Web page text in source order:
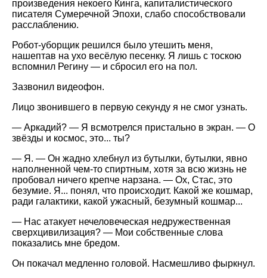
произведения некоего Кинга, капиталистического
писателя Сумеречной Эпохи, слабо способствовали
расслаблению.
Робот-уборщик решился было утешить меня,
нашептав на ухо весёлую песенку. Я лишь с тоскою
вспомнил Регину — и сбросил его на пол.
Зазвонил видеофон.
Лицо звонившего в первую секунду я не смог узнать.
— Аркадий? — Я всмотрелся пристально в экран. — О
звёзды и космос, это... ты?
— Я. — Он жадно хлебнул из бутылки, бутылки, явно
наполненной чем-то спиртным, хотя за всю жизнь не
пробовал ничего крепче нарзана. — Ох, Стас, это
безумие. Я... понял, что происходит. Какой же кошмар,
ради галактики, какой ужасный, безумный кошмар...
— Нас атакует нечеловеческая недружественная
сверхцивилизация? — Мои собственные слова
показались мне бредом.
Он покачал медленно головой. Насмешливо фыркнул.